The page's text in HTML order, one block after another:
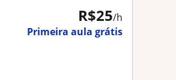
R$25/h
Primeira aula grátis